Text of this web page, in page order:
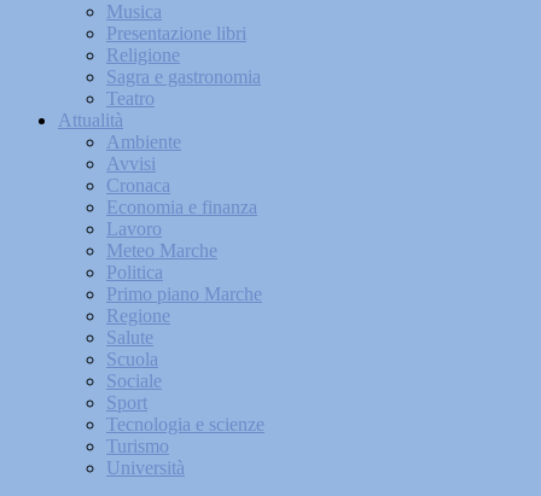
Musica
Presentazione libri
Religione
Sagra e gastronomia
Teatro
Attualità
Ambiente
Avvisi
Cronaca
Economia e finanza
Lavoro
Meteo Marche
Politica
Primo piano Marche
Regione
Salute
Scuola
Sociale
Sport
Tecnologia e scienze
Turismo
Università